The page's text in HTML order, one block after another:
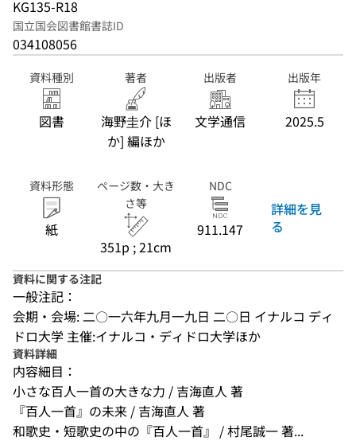
KG135-R18
国立国会図書館書誌ID
034108056
資料種別
図書
著者
海野圭介 [ほ
か] 編ほか
出版者
文学通信
出版年
2025.5
資料形態
紙
ページ数・大き
さ等
351p ; 21cm
NDC
911.147
詳細を見
る
資料に関する注記
一般注記：
会期・会場: 二〇一六年九月一九日 二〇日 イナルコ ディ
ドロ大学 主催:イナルコ・ディドロ大学ほか
資料詳細
内容細目：
小さな百人一首の大きな力 / 吉海直人 著
『百人一首』の未来 / 吉海直人 著
和歌史・短歌史の中の『百人一首』 / 村尾誠一 著...